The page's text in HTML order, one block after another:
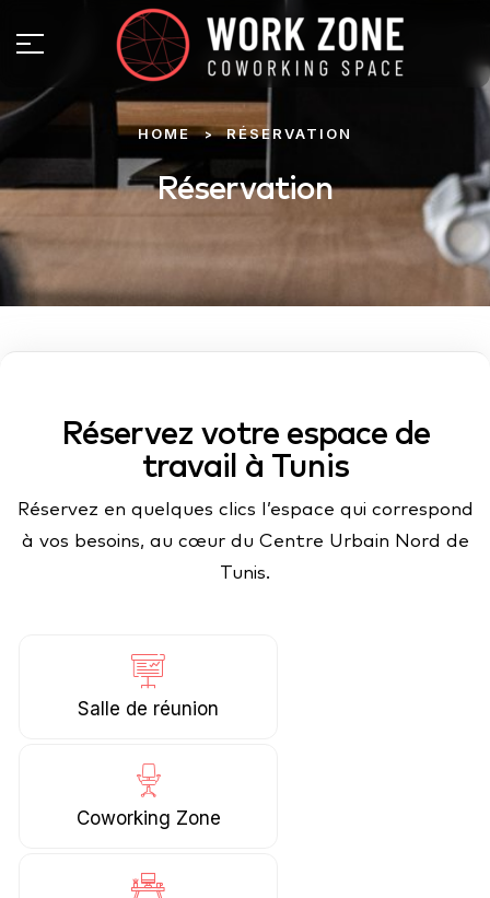
HOME > RÉSERVATION
Réservation
Réservez votre espace de
travail à Tunis
Réservez en quelques clics l’espace qui correspond
à vos besoins, au cœur du Centre Urbain Nord de
Tunis.
Salle de réunion
Coworking Zone